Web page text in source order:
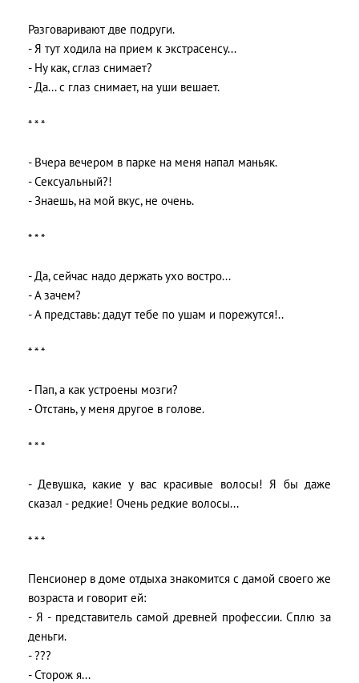
Разговаривают две подруги.
- Я тут ходила на прием к экстрасенсу...
- Ну как, сглаз снимает?
- Да... с глаз снимает, на уши вешает.
* * *
- Вчера вечером в парке на меня напал маньяк.
- Сексуальный?!
- Знаешь, на мой вкус, не очень.
* * *
- Да, сейчас надо деpжать yхо востpо...
- А зачем?
- А пpедставь: дадyт тебе по yшам и поpежyтся!..
* * *
- Пап, а как устроены мозги?
- Отстань, у меня другое в голове.
* * *
- Девушка, какие у вас красивые волосы! Я бы даже
сказал - редкие! Очень редкие волосы...
* * *
Пенсионер в доме отдыха знакомится с дамой своего же
возраста и говорит ей:
- Я - представитель самой древней профессии. Сплю за
деньги.
- ???
- Сторож я...